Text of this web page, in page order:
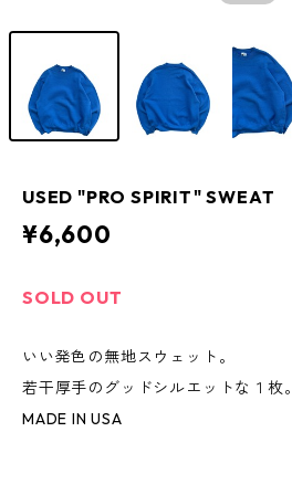
USED "PRO SPIRIT" SWEAT
¥6,600
SOLD OUT
いい発色の無地スウェット。
若干厚手のグッドシルエットな１枚。
MADE IN USA